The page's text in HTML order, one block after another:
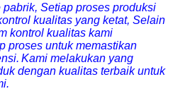
Setiap proses produksi
kualitas yang ketat, Selain
kontrol kualitas kami
proses untuk memastikan
Kami melakukan yang
dengan kualitas terbaik untuk